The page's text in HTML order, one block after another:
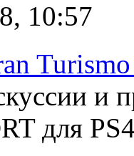
10:57
Turismo
и
для